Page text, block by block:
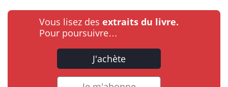
Vous lisez des extraits du livre.
Pour poursuivre…
J'achète